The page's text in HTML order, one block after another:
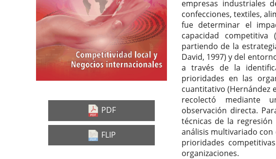
PDF
FLIP
empresas industriales
confecciones, textiles,
fue determinar el
capacidad competitiva
partiendo de la
David, 1997) y del
a través de la
prioridades en las
cuantitativo (Hernández
recolectó mediante
observación directa.
técnicas de la
análisis multivariado con
prioridades
organizaciones.